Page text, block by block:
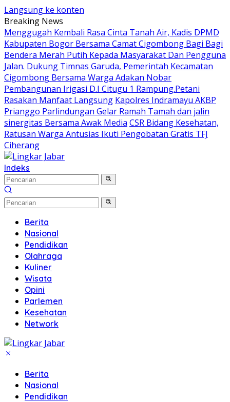
Langsung ke konten
Breaking News
Menggugah Kembali Rasa Cinta Tanah Air, Kadis DPMD
Kabupaten Bogor Bersama Camat Cigombong Bagi Bagi
Bendera Merah Putih Kepada Masyarakat Dan Pengguna
Jalan. Dukung Timnas Garuda, Pemerintah Kecamatan
Cigombong Bersama Warga Adakan Nobar
Pembangunan Irigasi D.I Citugu 1 Rampung.Petani
Rasakan Manfaat Langsung Kapolres Indramayu AKBP
Prianggo Parlindungan Gelar Ramah Tamah dan jalin
sinergitas Bersama Awak Media CSR Bidang Kesehatan,
Ratusan Warga Antusias Ikuti Pengobatan Gratis TFJ
Ciherang
Indeks
Berita
Nasional
Pendidikan
Olahraga
Kuliner
Wisata
Opini
Parlemen
Kesehatan
Network
Berita
Nasional
Pendidikan